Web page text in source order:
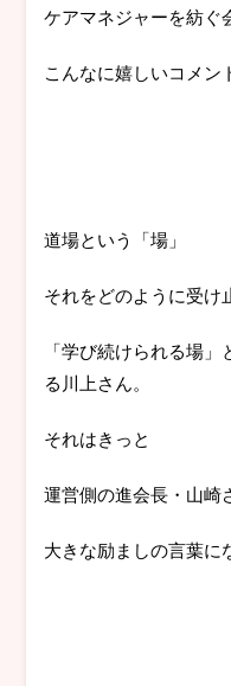
ケアマネジャーを紡ぐ
こんなに嬉しいコメン
道場という「場」
それをどのように受け
「学び続けられる場
る川上さん。
それはきっと
運営側の進会長・山崎
大きな励ましの言葉に